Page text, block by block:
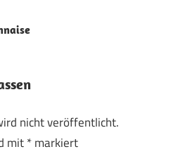
nicht veröffentlicht.
mit*markiert